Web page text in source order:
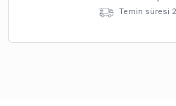
Temin süresi